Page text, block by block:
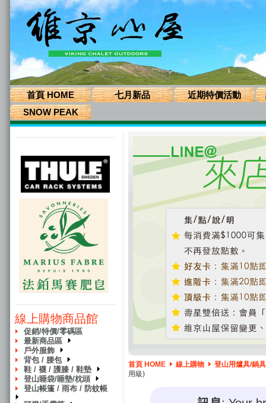
首頁 HOME 七月新品 近期特價活動
SNOW PEAK
線上購物商品館
促銷/特價/零碼區
最新商品區
戶外服飾
背包 / 腰包
鞋 / 襪 / 護膝 / 鞋墊
登山睡袋/睡墊/枕頭
登山帳篷 / 雨布 / 防蚊帳
首頁 HOME 線上購物
登山用爐具/鍋
用級)